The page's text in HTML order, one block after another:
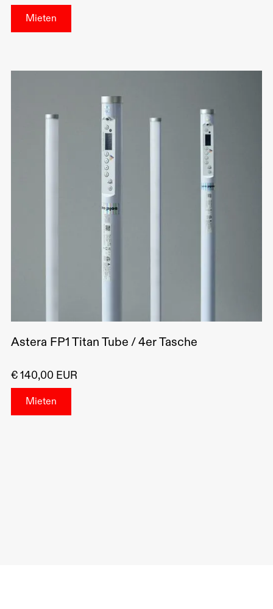
Astera FP1 Titan Tube / 4er Tasche
€ 140,00 EUR